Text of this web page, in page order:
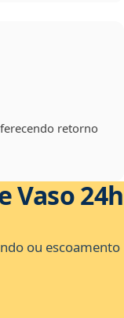
retorno
Vaso 24h
ou escoamento